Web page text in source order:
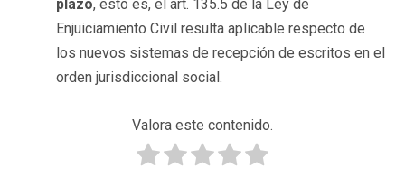
plazo, esto es, el art. 135.5 de la Ley de
Enjuiciamiento Civil resulta aplicable respecto de
los nuevos sistemas de recepción de escritos en el
orden jurisdiccional social.
Valora este contenido.